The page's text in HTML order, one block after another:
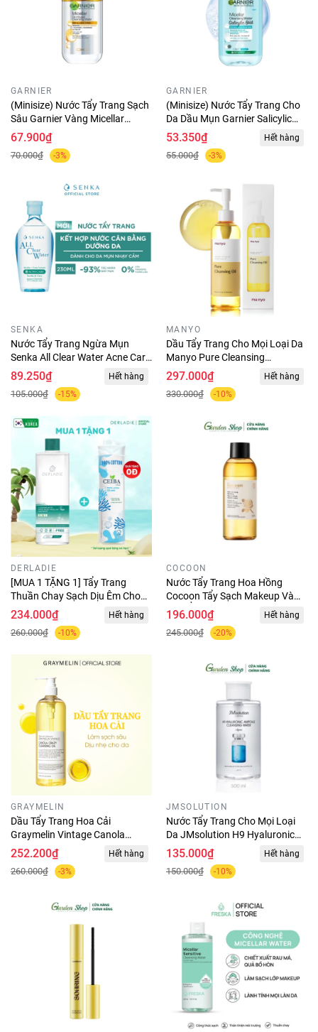
GARNIER
(Minisize) Nước Tẩy Trang Sạch
Sâu Garnier Vàng Micellar
Water Oil All-in-1 125ml
67.900₫
70.000₫ -3%
GARNIER
(Minisize) Nước Tẩy Trang Cho
Da Dầu Mụn Garnier Salicylic
BHA 125ml
53.350₫
55.000₫ -3%
Hết hàng
SENKA
Nước Tẩy Trang Ngừa Mụn
Senka All Clear Water Acne Care
230ml
89.250₫
105.000₫ -15%
Hết hàng
MANYO
Dầu Tẩy Trang Cho Mọi Loại Da
Manyo Pure Cleansing
Oil 200ml
297.000₫
330.000₫ -10%
Hết hàng
DERLADIE
[MUA 1 TẶNG 1] Tẩy Trang
Thuần Chay Sạch Dịu Êm Cho
Da Dầu Mụn Derladie Cleansing
Water Witch Hazel Micellar
Unsented 500ML
234.000₫
260.000₫ -10%
Hết hàng
COCOON
Nước Tẩy Trang Hoa Hồng
Cocoon Tẩy Sạch Makeup Và
Cấp Ẩm 310ml
196.000₫
245.000₫ -20%
Hết hàng
GRAYMELIN
Dầu Tẩy Trang Hoa Cải
Graymelin Vintage Canola
Crazy Cleansing Oil 500ml
252.200₫
260.000₫ -3%
Hết hàng
JMSOLUTION
Nước Tẩy Trang Cho Mọi Loại
Da JMsolution H9 Hyaluronic
Ampoule Cleansing Water Aqua
135.000₫
150.000₫ -10%
Hết hàng